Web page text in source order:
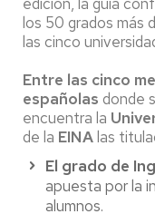
los 50 grados más
las cinco
Entre las cinco
españolas donde
encuentra la
de la EINAlas
El grado de
apuesta por la
alumnos.